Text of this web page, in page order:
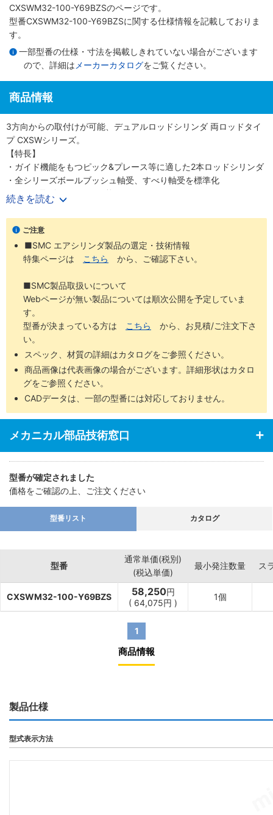
CXSWM32-100-Y69BZSのページです。
型番CXSWM32-100-Y69BZSに関する仕様情報を記載しておりま
す。
一部型番の仕様・寸法を掲載しきれていない場合がございます
ので、詳細は メーカーカタログをご覧ください。
商品情報
3方向からの取付けが可能、デュアルロッドシリンダ 両ロッドタイ
プ CXSWシリーズ。
【特長】
・ガイド機能をもつピック&プレース等に適した2本ロッドシリンダ
・全シリーズボールブッシュ軸受、すべり軸受を標準化
・ワーク取付は3面から可能
・推力2倍、不回転精度±0.1°
・ストロークアジャスト0～-5mm
・クッションリングのない独自のエアクッション構造
続きを読む
ご注意
■SMC エアシリンダ製品の選定・技術情報
特集ページは
こちら から、ご確認下さい。
■SMC製品取扱いについて
Webページが無い製品については順次公開を予定していま
す。
型番が決まっている方は
こちら
から、お見積/ご注文下さ
い。
スペック、材質の詳細はカタログをご参照ください。
商品画像は代表画像の場合がございます。詳細形状はカタロ
グをご参照ください。
CADデータは、一部の型番には対応しておりません。
メカニカル部品技術窓口
型番が確定されました
価格をご確認の上、ご注文ください
型番リスト カタログ
型番
通常単価(税別)
(税込単価)
最小発注数量 ス
CXSWM32-100-Y69BZS 58,250円
( 64,075円 )
1個
1
商品情報
製品仕様
型式表示方法